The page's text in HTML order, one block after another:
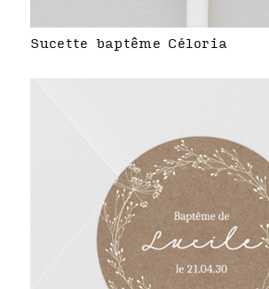
Sucette baptême Céloria